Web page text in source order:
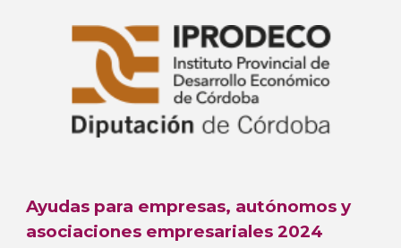
Ayudas para empresas, autónomos y
asociaciones empresariales 2024